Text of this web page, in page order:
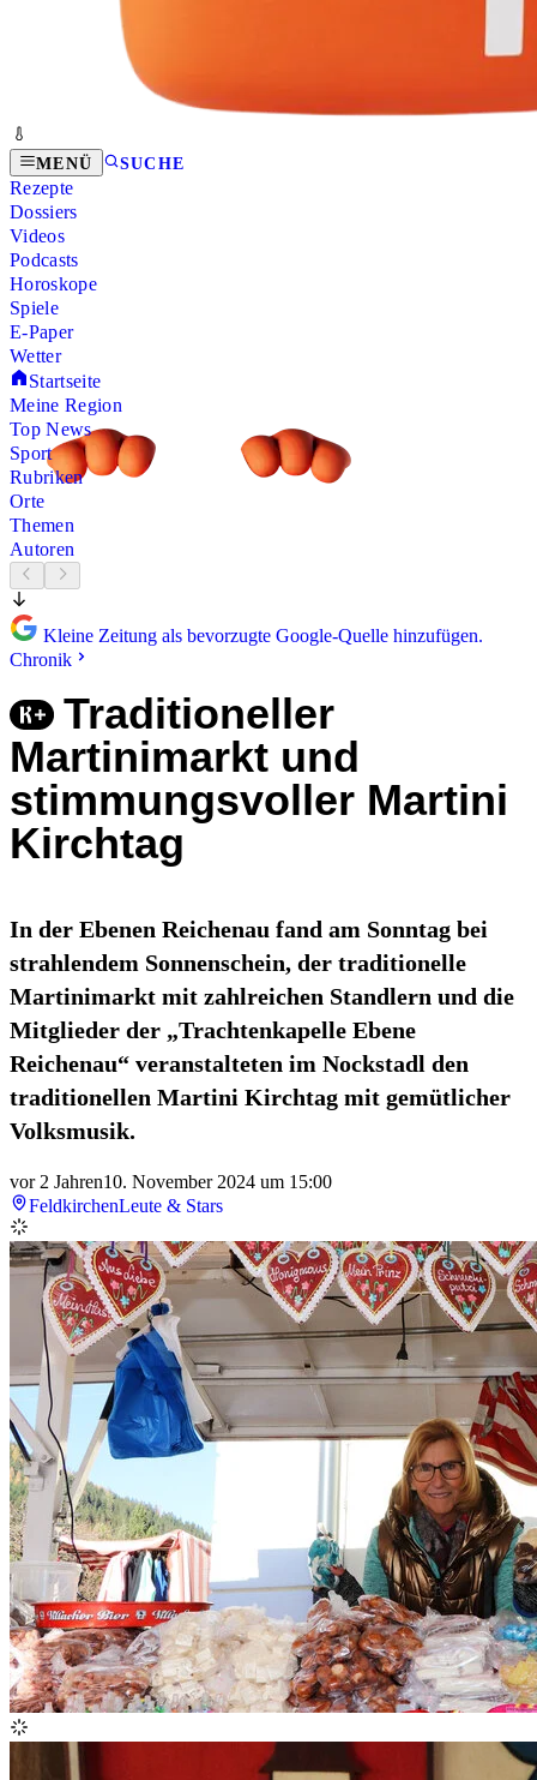
MENÜ SUCHE
Rezepte
Dossiers
Videos
Podcasts
Horoskope
Spiele
E-Paper
Wetter
Startseite
Meine Region
Top News
Sport
Rubriken
Orte
Themen
Autoren
Kleine Zeitung als bevorzugte Google-Quelle hinzufügen.
Chronik
Traditioneller
Martinimarkt und
stimmungsvoller Martini
Kirchtag
In der Ebenen Reichenau fand am Sonntag bei
strahlendem Sonnenschein, der traditionelle
Martinimarkt mit zahlreichen Standlern und die
Mitglieder der „Trachtenkapelle Ebene
Reichenau“ veranstalteten im Nockstadl den
traditionellen Martini Kirchtag mit gemütlicher
Volksmusik.
vor 2 Jahren10. November 2024 um 15:00
FeldkirchenLeute & Stars